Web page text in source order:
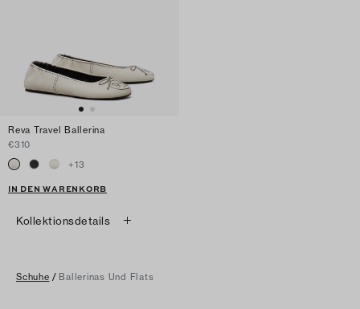
Reva Travel Ballerina
€310
+13
IN DEN WARENKORB
Kollektionsdetails
Schuhe / Ballerinas Und Flats